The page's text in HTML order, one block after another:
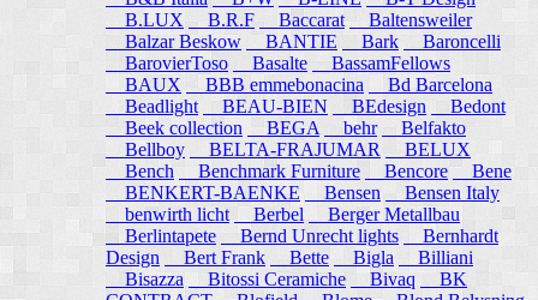
B.LUX
B.R.F Baccarat
Baltensweiler
Balzar Beskow
BANTIE Bark
Baroncelli
BarovierToso
Basalte
BassamFellows
BAUX
BBB emmebonacina
Bd Barcelona
Beadlight
BEAU-BIEN BEdesign
Bedont
Beek collection
BEGA behr
Belfakto
Bellboy
BELTA-FRAJUMAR
BELUX
Bench
Benchmark Furniture Bencore
Bene
BENKERT-BAENKE
Bensen
Bensen Italy
benwirth licht
Berbel
Berger Metallbau
Berlintapete
Bernd Unrecht lights
Bernhardt
Design
Bert Frank Bette Bigla
Billiani
Bisazza
Bitossi Ceramiche Bivaq
BK